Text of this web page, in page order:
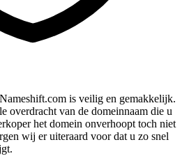
is veilig en gemakkelijk.
overdracht van de domeinnaam die u
het domein onverhoopt toch niet
wij er uiteraard voor dat u zo snel